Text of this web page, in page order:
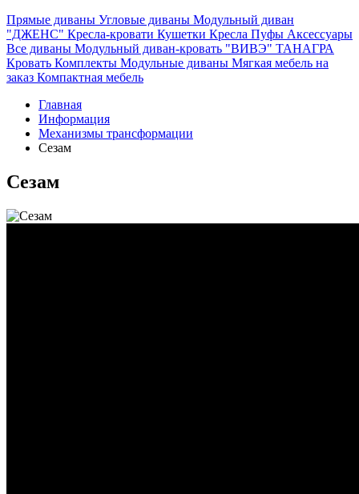
Прямые диваны Угловые диваны Модульный диван
"ДЖЕНС" Кресла-кровати Кушетки Кресла Пуфы Аксессуары
Все диваны Модульный диван-кровать "ВИВЭ" ТАНАГРА
Кровать Комплекты Модульные диваны Мягкая мебель на
заказ Компактная мебель
Главная
Информация
Механизмы трансформации
Сезам
Сезам